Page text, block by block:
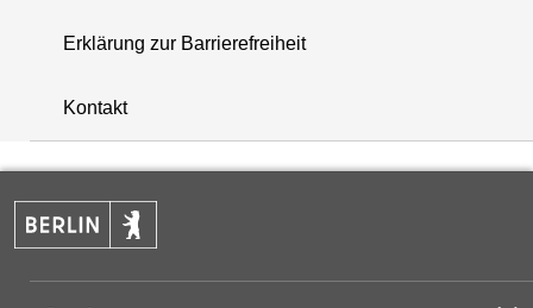
+
−
Erklärung zur Barrierefreiheit
Kontakt